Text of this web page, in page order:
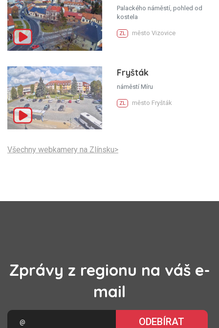
Palackého náměstí, pohled od
kostela
ZL město Vizovice
Fryšták
náměstí Míru
ZL město Fryšták
Všechny webkamery na Zlínsku>
Zprávy z regionu na váš e-
mail
ODEBÍRAT